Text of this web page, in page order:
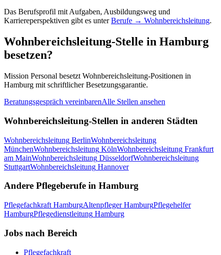
Das Berufsprofil mit Aufgaben, Ausbildungsweg und
Karriereperspektiven gibt es unter Berufe → Wohnbereichsleitung.
Wohnbereichsleitung-Stelle in Hamburg
besetzen?
Mission Personal besetzt Wohnbereichsleitung-Positionen in
Hamburg mit schriftlicher Besetzungsgarantie.
Beratungsgespräch vereinbarenAlle Stellen ansehen
Wohnbereichsleitung-Stellen in anderen Städten
Wohnbereichsleitung BerlinWohnbereichsleitung
MünchenWohnbereichsleitung KölnWohnbereichsleitung Frankfurt
am MainWohnbereichsleitung DüsseldorfWohnbereichsleitung
StuttgartWohnbereichsleitung Hannover
Andere Pflegeberufe in Hamburg
Pflegefachkraft HamburgAltenpfleger HamburgPflegehelfer
HamburgPflegedienstleitung Hamburg
Jobs nach Bereich
Pflegefachkraft